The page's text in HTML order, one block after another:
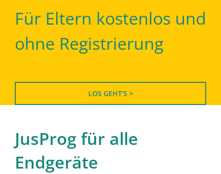
Für Eltern kostenlos und
ohne Registrierung
LOS GEHT’S >
JusProg für alle
Endgeräte